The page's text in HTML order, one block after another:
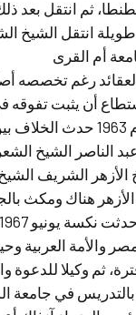
ثم انتقل بعد
طويلة انتقل الشيخ
رغم تخصصه
أن يثبت تفوقه
كبيرة لاقت استحسان وتقدير
الناصر الشيخ
الأزهر الشريف
الأزهر هناك ومكث
والأمة العربية
ثم وكيلا للدعوة
في جامعة